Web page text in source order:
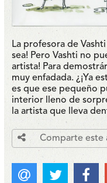
La profesora de
sea! Pero Vashti no
artista! Para
muy enfadada. ¿¡Ya
es que ese pequeño
interior lleno de
la artista que lleva
Comparte este